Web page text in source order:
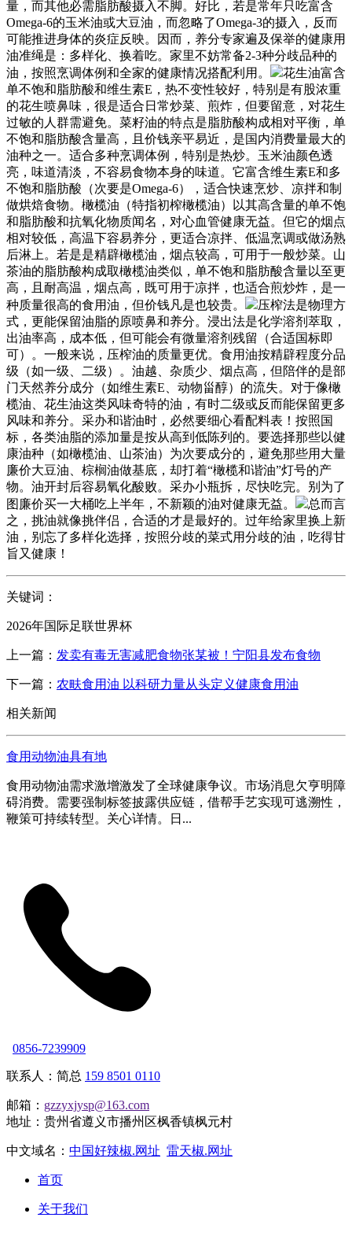
量，而其他必需脂肪酸摄入不脚。好比，若是常年只吃富含
Omega-6的玉米油或大豆油，而忽略了Omega-3的摄入，反而
可能推进身体的炎症反映。因而，养分专家遍及保举的健康用
油准绳是：多样化、换着吃。家里不妨常备2-3种分歧品种的
油，按照烹调体例和全家的健康情况搭配利用。
花生油富含
单不饱和脂肪酸和维生素E，热不变性较好，特别是有股浓重
的花生喷鼻味，很是适合日常炒菜、煎炸，但要留意，对花生
过敏的人群需避免。菜籽油的特点是脂肪酸构成相对平衡，单
不饱和脂肪酸含量高，且价钱亲平易近，是国内消费量最大的
油种之一。适合多种烹调体例，特别是热炒。玉米油颜色透
亮，味道清淡，不容易食物本身的味道。它富含维生素E和多
不饱和脂肪酸（次要是Omega-6），适合快速烹炒、凉拌和制
做烘焙食物。橄榄油（特指初榨橄榄油）以其高含量的单不饱
和脂肪酸和抗氧化物质闻名，对心血管健康无益。但它的烟点
相对较低，高温下容易养分，更适合凉拌、低温烹调或做汤熟
后淋上。若是是精辟橄榄油，烟点较高，可用于一般炒菜。山
茶油的脂肪酸构成取橄榄油类似，单不饱和脂肪酸含量以至更
高，且耐高温，烟点高，既可用于凉拌，也适合煎炒炸，是一
种质量很高的食用油，但价钱凡是也较贵。
压榨法是物理方
式，更能保留油脂的原喷鼻和养分。浸出法是化学溶剂萃取，
出油率高，成本低，但可能会有微量溶剂残留（合适国标即
可）。一般来说，压榨油的质量更优。食用油按精辟程度分品
级（如一级、二级）。油越、杂质少、烟点高，但陪伴的是部
门天然养分成分（如维生素E、动物甾醇）的流失。对于像橄
榄油、花生油这类风味奇特的油，有时二级或反而能保留更多
风味和养分。采办和谐油时，必然要细心看配料表！按照国
标，各类油脂的添加量是按从高到低陈列的。要选择那些以健
康油种（如橄榄油、山茶油）为次要成分的，避免那些用大量
廉价大豆油、棕榈油做基底，却打着“橄榄和谐油”灯号的产
物。油开封后容易氧化酸败。采办小瓶拆，尽快吃完。别为了
图廉价买一大桶吃上半年，不新颖的油对健康无益。
总而言
之，挑油就像挑伴侣，合适的才是最好的。过年给家里换上新
油，别忘了多样化选择，按照分歧的菜式用分歧的油，吃得甘
旨又健康！
关键词：
2026年国际足联世界杯
上一篇： 发卖有毒无害减肥食物张某被！宁阳县发布食物
下一篇： 农畉食用油 以科研力量从头定义健康食用油
相关新闻
食用动物油具有地
食用动物油需求激增激发了全球健康争议。市场消息欠亨明障
碍消费。需要强制标签披露供应链，借帮手艺实现可逃溯性，
鞭策可持续转型。关心详情。日...
0856-7239909
联系人：简总 159 8501 0110
邮箱： gzzyxjysp@163.com
地址：贵州省遵义市播州区枫香镇枫元村
中文域名： 中国好辣椒.网址 雷天椒.网址
首页
关于我们